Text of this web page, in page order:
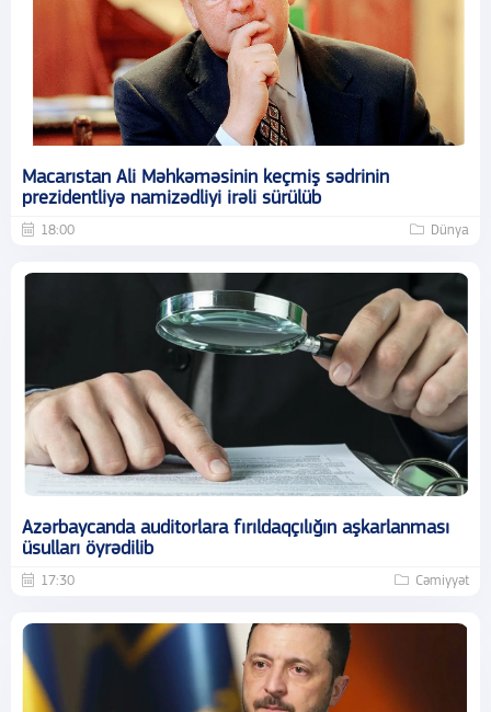
Macarıstan Ali Məhkəməsinin keçmiş sədrinin
prezidentliyə namizədliyi irəli sürülüb
18:00 Dünya
Azərbaycanda auditorlara fırıldaqçılığın aşkarlanması
üsulları öyrədilib
17:30 Cəmiyyət